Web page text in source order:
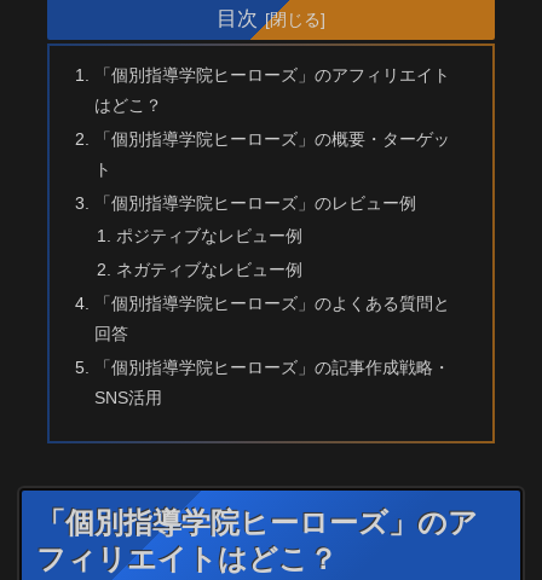
目次
「個別指導学院ヒーローズ」のアフィリエイト
はどこ？
「個別指導学院ヒーローズ」の概要・ターゲッ
ト
「個別指導学院ヒーローズ」のレビュー例
ポジティブなレビュー例
ネガティブなレビュー例
「個別指導学院ヒーローズ」のよくある質問と
回答
「個別指導学院ヒーローズ」の記事作成戦略・
SNS活用
「個別指導学院ヒーローズ」のア
フィリエイトはどこ？